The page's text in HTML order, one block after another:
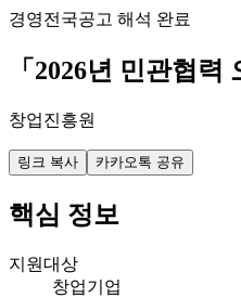
경영전국공고 해석 완료
「2026년 민관협
창업진흥원
링크 복사 카카오톡 공유
핵심 정보
지원대상
창업기업